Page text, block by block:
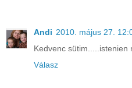
Andi 2010. május 27.
Kedvenc sütim.....istenien
Válasz